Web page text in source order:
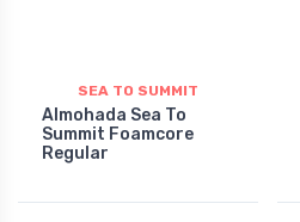
SEA TO SUMMIT
Almohada Sea To
Summit Foamcore
Regular